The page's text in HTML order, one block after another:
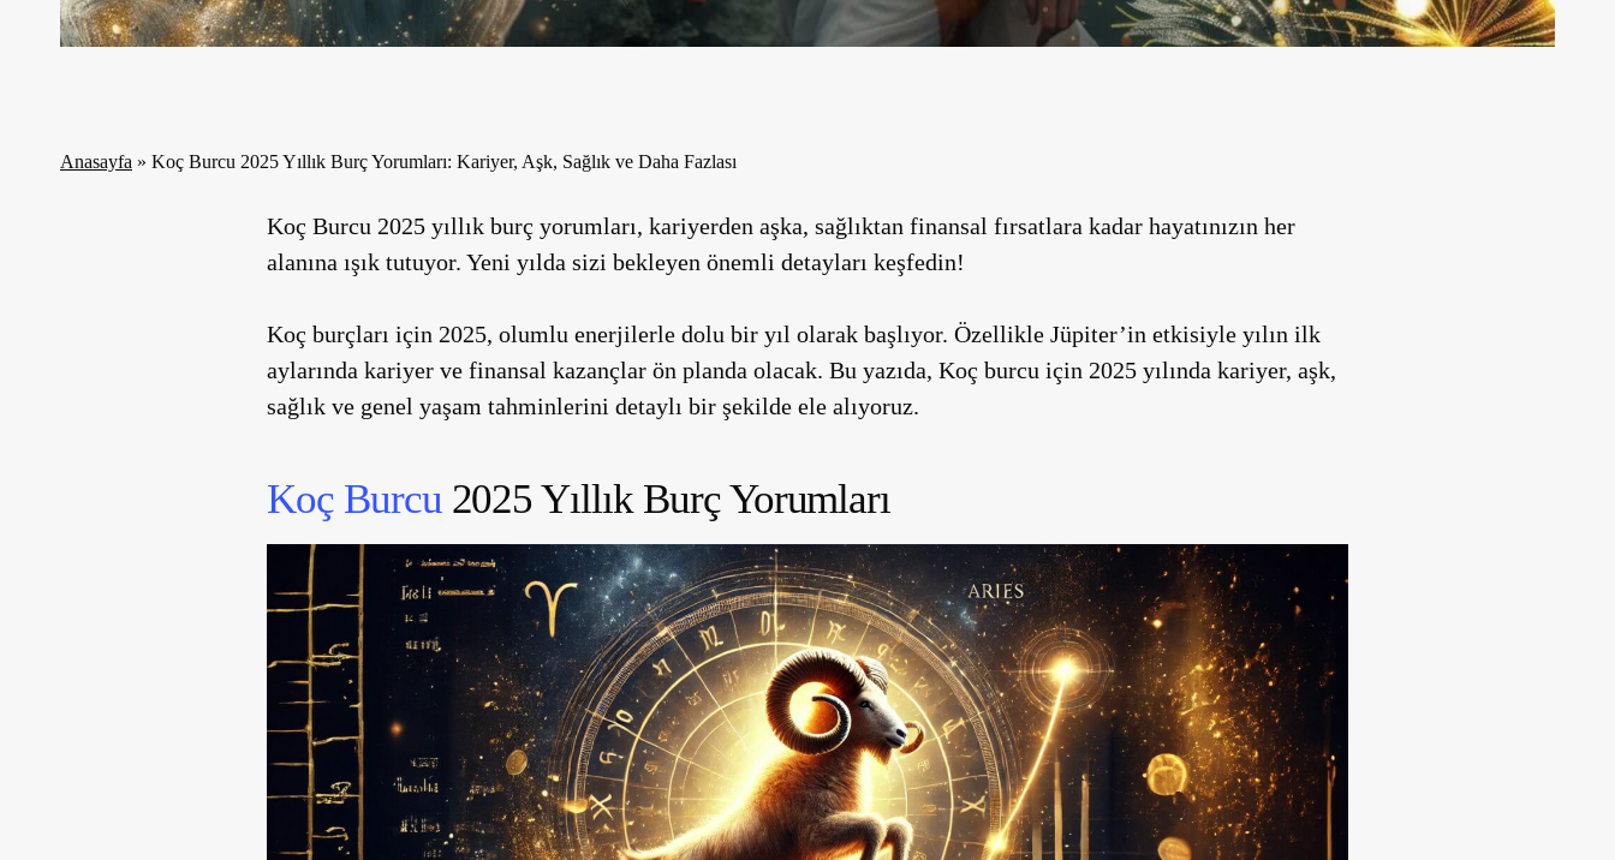
Anasayfa » Koç Burcu 2025 Yıllık Burç Yorumları: Kariyer, Aşk, Sağlık ve Daha Fazlası
Koç Burcu 2025 yıllık burç yorumları, kariyerden aşka, sağlıktan finansal fırsatlara kadar hayatınızın her
alanına ışık tutuyor. Yeni yılda sizi bekleyen önemli detayları keşfedin!
Koç burçları için 2025, olumlu enerjilerle dolu bir yıl olarak başlıyor. Özellikle Jüpiter’in etkisiyle yılın ilk
aylarında kariyer ve finansal kazançlar ön planda olacak. Bu yazıda, Koç burcu için 2025 yılında kariyer, aşk,
sağlık ve genel yaşam tahminlerini detaylı bir şekilde ele alıyoruz.
Koç Burcu2025 Yıllık Burç Yorumları